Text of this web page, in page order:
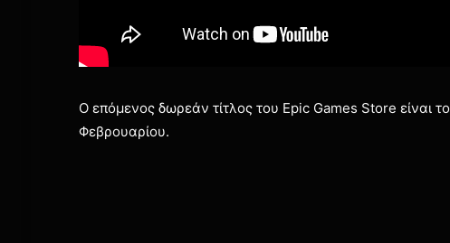
Ο επόμενος δωρεάν τίτλος του Epic Games Store είναι το
Φεβρουαρίου.